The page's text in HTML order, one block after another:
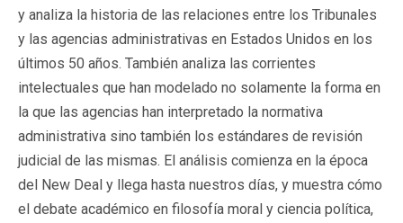
y analiza la historia de las relaciones entre los Tribunales
y las agencias administrativas en Estados Unidos en los
últimos 50 años. También analiza las corrientes
intelectuales que han modelado no solamente la forma en
la que las agencias han interpretado la normativa
administrativa sino también los estándares de revisión
judicial de las mismas. El análisis comienza en la época
del New Deal y llega hasta nuestros días, y muestra cómo
el debate académico en filosofía moral y ciencia política,